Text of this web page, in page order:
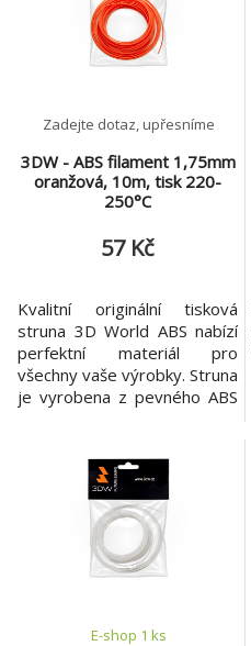
termoplastický průmyslový
kopolymer, který je velmi
odolný proti mechanickému
3DW - ABS filament 1,75mm
oranžová, 10m, tisk 220-
250°C
Zadejte dotaz, upřesníme
57 Kč
Kvalitní originální tisková
struna 3D World ABS nabízí
perfektní materiál pro
všechny vaše výrobky. Struna
je vyrobena z pevného ABS
cívce zaručuje velmi přesné
výsledky za každých
okolností. ABS je amorfní
termoplastický průmyslový
kopolymer, který je velmi
odolný proti mechanickému
E-shop 1 ks